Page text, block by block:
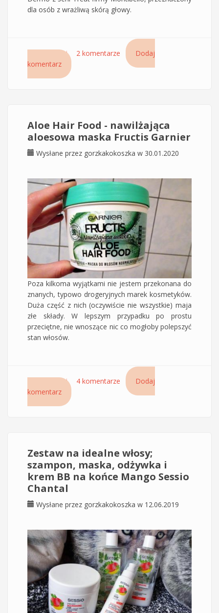
dla osób z wrażliwą skórą głowy.
Czytaj dalejwpis Szampon Sensi Dermo Treat Montibello
do wrażliwej skóry głowy
2 komentarze
Dodaj
komentarz
Aloe Hair Food - nawilżająca
aloesowa maska Fructis Garnier
Wysłane przez gorzkakokoszka w 30.01.2020
Poza kilkoma wyjątkami nie jestem przekonana do
znanych, typowo drogeryjnych marek kosmetyków.
Duża część z nich (oczywiście nie wszystkie) maja
złe składy. W lepszym przypadku po prostu
przeciętne, nie wnoszące nic co mogłoby polepszyć
stan włosów.
Czytaj dalejwpis Aloe Hair Food - nawilżająca aloesowa
maska Fructis Garnier
4 komentarze
Dodaj
komentarz
Zestaw na idealne włosy;
szampon, maska, odżywka i
krem BB na końce Mango Sessio
Chantal
Wysłane przez gorzkakokoszka w 12.06.2019